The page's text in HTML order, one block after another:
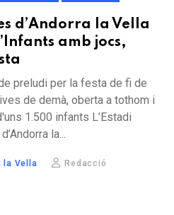
d’Andorra la Vella
amb jocs,
preludi per la festa de fi de
de demà, oberta a tothom i
1.500 infants L’Estadi
la...
la Vella Redacció